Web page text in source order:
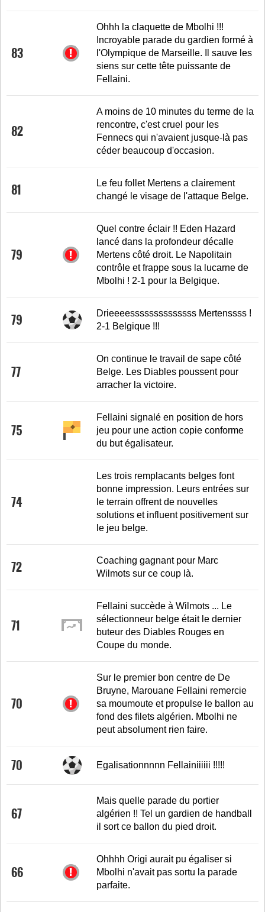
83
Ohhh la claquette de Mbolhi !!!
Incroyable parade du gardien formé à
l'Olympique de Marseille. Il sauve les
siens sur cette tête puissante de
Fellaini.
82
A moins de 10 minutes du terme de la
rencontre, c'est cruel pour les
Fennecs qui n'avaient jusque-là pas
céder beaucoup d'occasion.
81
Le feu follet Mertens a clairement
changé le visage de l'attaque Belge.
79
Quel contre éclair !! Eden Hazard
lancé dans la profondeur décalle
Mertens côté droit. Le Napolitain
contrôle et frappe sous la lucarne de
Mbolhi ! 2-1 pour la Belgique.
79
Drieeeessssssssssssss Mertenssss !
2-1 Belgique !!!
77
On continue le travail de sape côté
Belge. Les Diables poussent pour
arracher la victoire.
75
Fellaini signalé en position de hors
jeu pour une action copie conforme
du but égalisateur.
74
Les trois remplacants belges font
bonne impression. Leurs entrées sur
le terrain offrent de nouvelles
solutions et influent positivement sur
le jeu belge.
72
Coaching gagnant pour Marc
Wilmots sur ce coup là.
71
Fellaini succède à Wilmots ... Le
sélectionneur belge était le dernier
buteur des Diables Rouges en
Coupe du monde.
70
Sur le premier bon centre de De
Bruyne, Marouane Fellaini remercie
sa moumoute et propulse le ballon au
fond des filets algérien. Mbolhi ne
peut absolument rien faire.
70 Egalisationnnnn Fellainiiiiii !!!!!
67
Mais quelle parade du portier
algérien !! Tel un gardien de handball
il sort ce ballon du pied droit.
66
Ohhhh Origi aurait pu égaliser si
Mbolhi n'avait pas sortu la parade
parfaite.